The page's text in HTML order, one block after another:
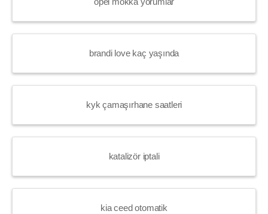
brandi love kaç yaşında
kyk çamaşırhane saatleri
katalizör iptali
kia ceed otomatik